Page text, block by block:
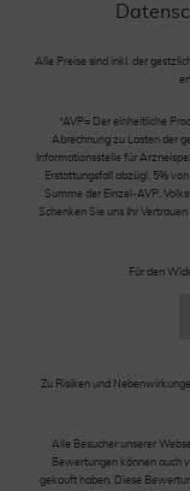
Alle Preise sind inkl. der
*AVP= Der einheitliche
Abrechnung zu Lasten der
Informationsstelle für
Erstattungsfall abzügl. 5%
Summe der Einzel-AVP.
Schenken Sie uns Ihr
Für den
Zu Risiken und
Alle Besucher unserer
Bewertungen können auch
gekauft haben. Diese